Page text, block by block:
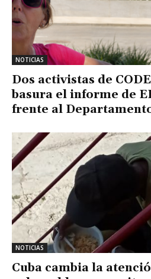
NOTICIAS
Dos activistas de
basura el informe de
frente al
NOTICIAS
Cuba cambia la